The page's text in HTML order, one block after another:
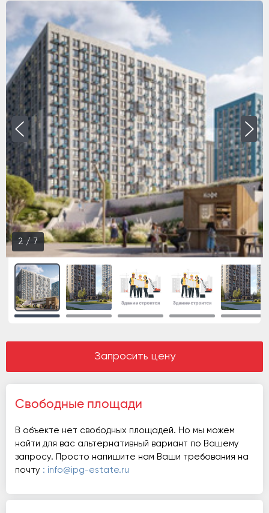
2 / 7
Запросить цену
Свободные площади
В объекте нет свободных площадей. Но мы можем
найти для вас альтернативный вариант по Вашему
запросу. Просто напишите нам Ваши требования на
почту : info@ipg-estate.ru